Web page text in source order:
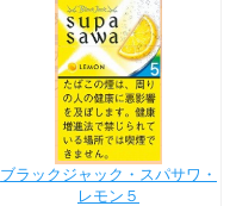
ブラックジャック・スパサワ・
レモン５